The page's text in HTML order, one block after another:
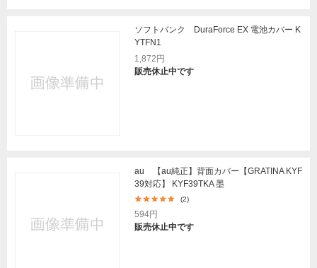
ソフトバンク DuraForce EX 電池カバー K
YTFN1
1,872円
販売休止中です
au 【au純正】背面カバー【GRATINA KYF
39対応】 KYF39TKA 墨
(2)
594円
販売休止中です